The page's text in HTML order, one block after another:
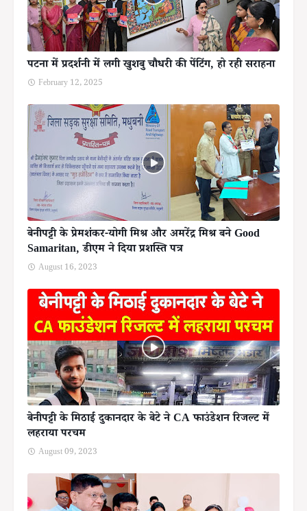
पटना में प्रदर्शनी में लगी खुशबु चौधरी की पेंटिंग, हो रही सराहना
February 12, 2025
बेनीपट्टी के प्रेमशंकर-योगी मिश्र और अमरेंद्र मिश्र बने Good
Samaritan, डीएम ने दिया प्रशस्ति पत्र
August 16, 2023
बेनीपट्टी के मिठाई दुकानदार के बेटे ने CA फाउंडेशन रिजल्ट में
लहराया परचम
August 09, 2023